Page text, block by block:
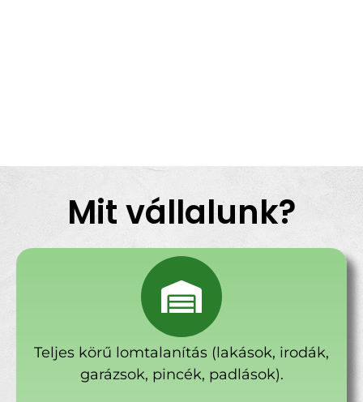
Mit vállalunk?
Teljes körű lomtalanítás (lakások, irodák,
garázsok, pincék, padlások).